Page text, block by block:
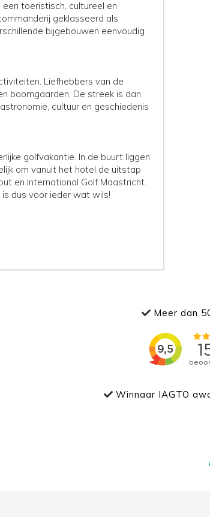
toeristisch, cultureel en
geklasseerd als
bijgebouwen eenvoudig
Liefhebbers van de
boomgaarden. De streek is dan
cultuur en geschiedenis
golfvakantie. In de buurt liggen
om vanuit het hotel de uitstap
en International Golf Maastricht.
dus voor ieder wat wils!
Meer dan
Winnaar IAGTO